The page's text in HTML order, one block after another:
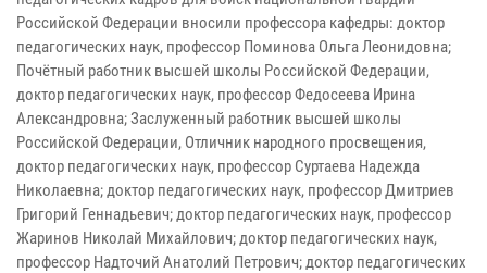
Российской Федерации вносили профессора кафедры: доктор
педагогических наук, профессор Поминова Ольга Леонидовна;
Почётный работник высшей школы Российской Федерации,
доктор педагогических наук, профессор Федосеева Ирина
Александровна; Заслуженный работник высшей школы
Российской Федерации, Отличник народного просвещения,
доктор педагогических наук, профессор Суртаева Надежда
Николаевна; доктор педагогических наук, профессор Дмитриев
Григорий Геннадьевич; доктор педагогических наук, профессор
Жаринов Николай Михайлович; доктор педагогических наук,
профессор Надточий Анатолий Петрович; доктор педагогических